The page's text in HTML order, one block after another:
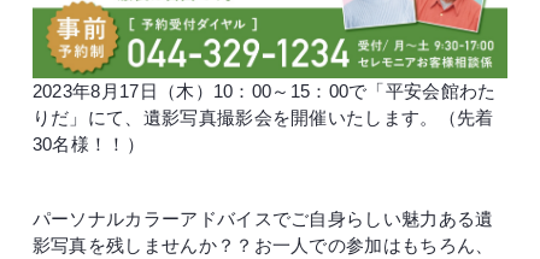
2023年8月17日（木）10：00～15：00で「平安会館わた
りだ」にて、遺影写真撮影会を開催いたします。（先着
30名様！！）
パーソナルカラーアドバイスでご自身らしい魅力ある遺
影写真を残しませんか？？お一人での参加はもちろん、